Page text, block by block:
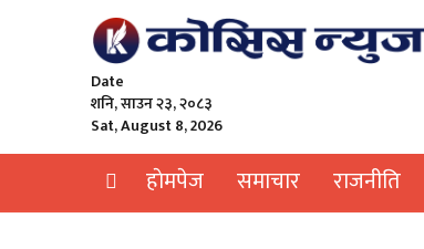
Date
शनि, साउन २३, २०८३
Sat, August 8, 2026
हाेमपेज समाचार राजनीति